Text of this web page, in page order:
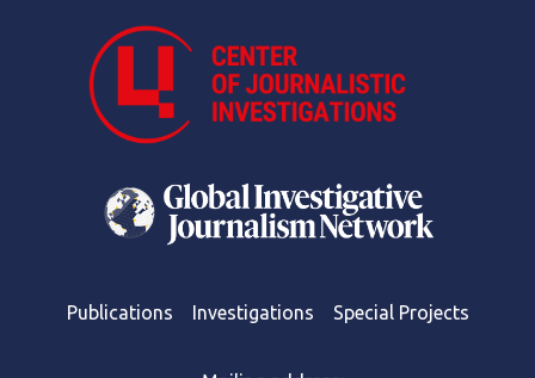
Publications Investigations Special Projects